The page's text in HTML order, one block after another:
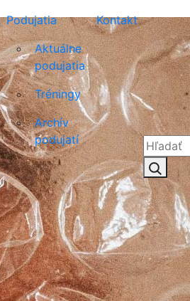
Podujatia
Aktuálne
podujatia
Tréningy
Archív
podujatí
Kontakt
Hľadať: